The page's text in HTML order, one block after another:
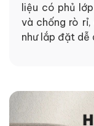
liệu có phủ
và chống rò rỉ,
như lắp đặt dễ